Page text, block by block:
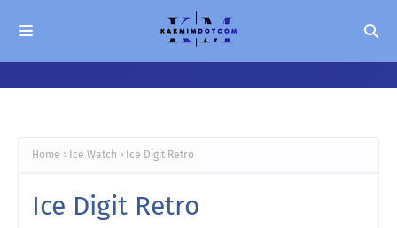
Home Ice Watch Ice Digit Retro
Ice Digit Retro